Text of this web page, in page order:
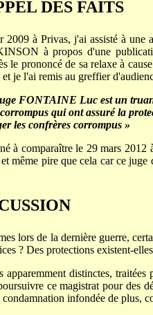
DES FAITS
2009 à Privas, j'ai assisté à
à propos d'une
le prononcé de sa relaxe à
je l'ai remis au greffier
FONTAINE Luc est un
qui ont assuré la
les confrères corrompus »
à comparaître le 29 mars
même pire que cela car ce
lors de la dernière guerre,
? Des protections existent-
apparemment distinctes,
ce magistrat pour des
infondée de plus,